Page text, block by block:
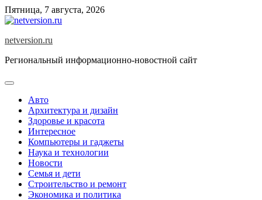
Skip
to
Пятница, 7 августа, 2026
netversion.ru
Региональный информационно-новостной сайт
Авто
Архитектура и дизайн
Здоровье и красота
Интересное
Компьютеры и гаджеты
Наука и технологии
Новости
Семья и дети
Строительство и ремонт
Экономика и политика